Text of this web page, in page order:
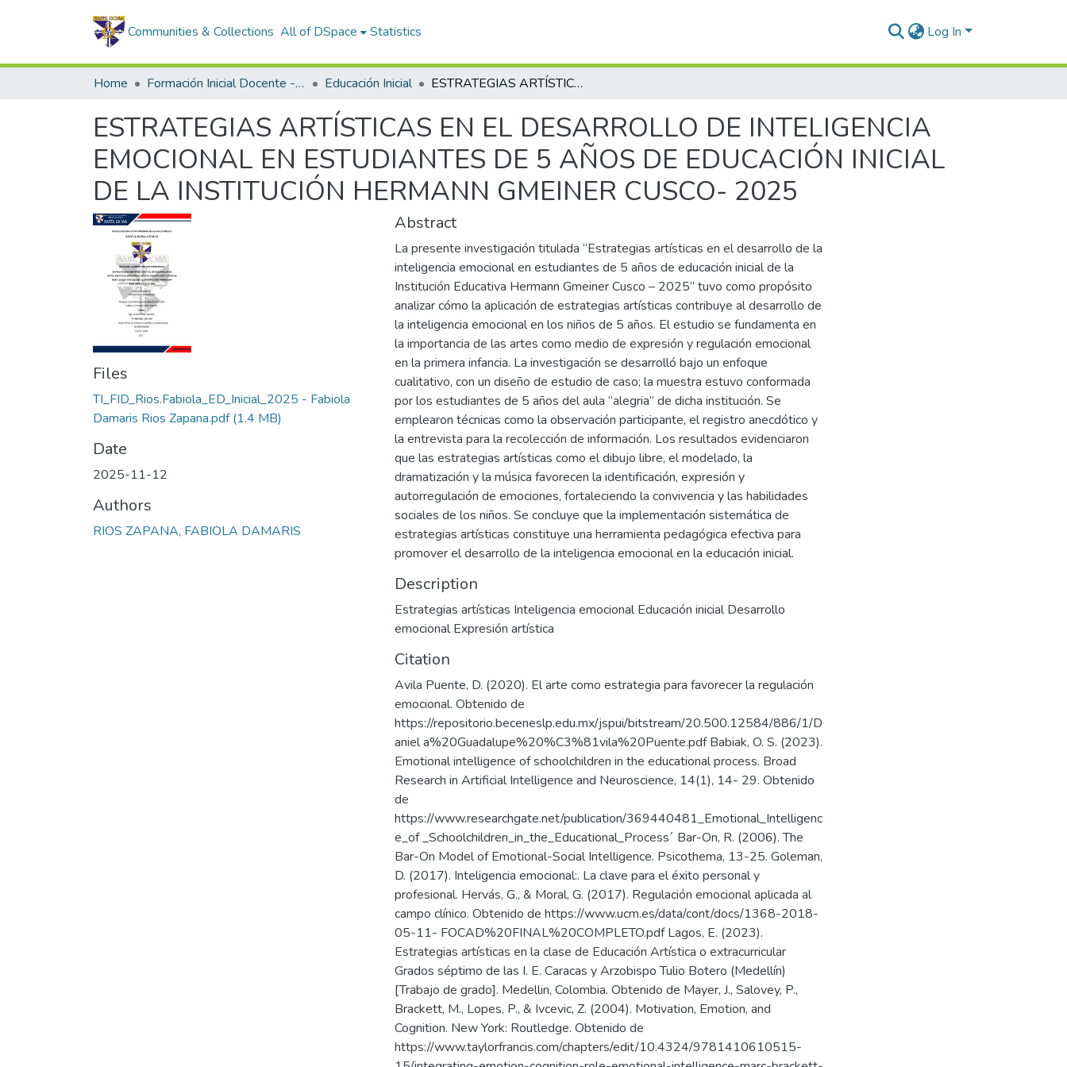
Communities & Collections All of DSpace Statistics Log In
Home Formación Inicial Docente - Trabajos de investigación Educación Inicial ESTRATEGIAS ARTÍSTICAS EN EL DESARROLLO DE INTELIGENCIA EMOCIONAL EN ESTUDIANTES DE 5 AÑOS DE EDUCACIÓN INICIAL DE LA INSTITUCIÓN HERMANN GMEINER CUSCO- 2025
ESTRATEGIAS ARTÍSTICAS EN EL DESARROLLO DE INTELIGENCIA
EMOCIONAL EN ESTUDIANTES DE 5 AÑOS DE EDUCACIÓN INICIAL
DE LA INSTITUCIÓN HERMANN GMEINER CUSCO- 2025
Files
TI_FID_Rios.Fabiola_ED_Inicial_2025 - Fabiola
Damaris Rios Zapana.pdf(1.4 MB)
Date
2025-11-12
Authors
RIOS ZAPANA, FABIOLA DAMARIS
Abstract
La presente investigación titulada “Estrategias artísticas en el desarrollo de la
inteligencia emocional en estudiantes de 5 años de educación inicial de la
Institución Educativa Hermann Gmeiner Cusco – 2025” tuvo como propósito
analizar cómo la aplicación de estrategias artísticas contribuye al desarrollo de
la inteligencia emocional en los niños de 5 años. El estudio se fundamenta en
la importancia de las artes como medio de expresión y regulación emocional
en la primera infancia. La investigación se desarrolló bajo un enfoque
cualitativo, con un diseño de estudio de caso; la muestra estuvo conformada
por los estudiantes de 5 años del aula “alegria” de dicha institución. Se
emplearon técnicas como la observación participante, el registro anecdótico y
la entrevista para la recolección de información. Los resultados evidenciaron
que las estrategias artísticas como el dibujo libre, el modelado, la
dramatización y la música favorecen la identificación, expresión y
autorregulación de emociones, fortaleciendo la convivencia y las habilidades
sociales de los niños. Se concluye que la implementación sistemática de
estrategias artísticas constituye una herramienta pedagógica efectiva para
promover el desarrollo de la inteligencia emocional en la educación inicial.
Description
Estrategias artísticas Inteligencia emocional Educación inicial Desarrollo
emocional Expresión artística
Citation
Avila Puente, D. (2020). El arte como estrategia para favorecer la regulación
emocional. Obtenido de
https://repositorio.beceneslp.edu.mx/jspui/bitstream/20.500.12584/886/1/D
aniel a%20Guadalupe%20%C3%81vila%20Puente.pdf Babiak, O. S. (2023).
Emotional intelligence of schoolchildren in the educational process. Broad
Research in Artificial Intelligence and Neuroscience, 14(1), 14- 29. Obtenido
de
https://www.researchgate.net/publication/369440481_Emotional_Intelligenc
e_of _Schoolchildren_in_the_Educational_Process´ Bar-On, R. (2006). The
Bar-On Model of Emotional-Social Intelligence. Psicothema, 13-25. Goleman,
D. (2017). Inteligencia emocional:. La clave para el éxito personal y
profesional. Hervás, G., & Moral, G. (2017). Regulación emocional aplicada al
campo clínico. Obtenido de https://www.ucm.es/data/cont/docs/1368-2018-
05-11- FOCAD%20FINAL%20COMPLETO.pdf Lagos, E. (2023).
Estrategias artísticas en la clase de Educación Artística o extracurricular
Grados séptimo de las I. E. Caracas y Arzobispo Tulio Botero (Medellín)
[Trabajo de grado]. Medellin, Colombia. Obtenido de Mayer, J., Salovey, P.,
Brackett, M., Lopes, P., & Ivcevic, Z. (2004). Motivation, Emotion, and
Cognition. New York: Routledge. Obtenido de
https://www.taylorfrancis.com/chapters/edit/10.4324/9781410610515-